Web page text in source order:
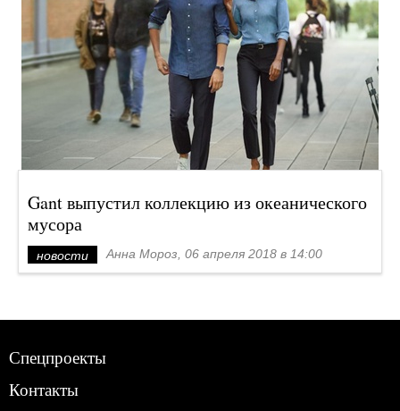
Gant выпустил коллекцию из океанического
мусора
новости Анна Мороз, 06 апреля 2018 в 14:00
Спецпроекты
Контакты